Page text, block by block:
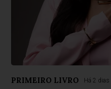
PRIMEIRO LIVRO Há 2 dias